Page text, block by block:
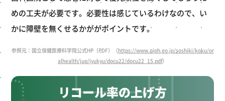
めの工夫が必要です。必要性は感じているわけなので、い
かに障壁を無くせるかががポイントです。
参照元：国立保健医療科学院公式HP（PDF）（https://www.niph.go.jp/soshiki/koku/or
alhealth/juq/jyukyu/docu22/docu22_15.pdf）
リコール率の上げ方